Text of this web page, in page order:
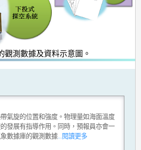
測數據及資料示意圖。
氣旋的位置和強度。物理量如海面溫度
發展有指導作用。同時，預報員亦會一
數據庫的觀測數據...閱讀更多